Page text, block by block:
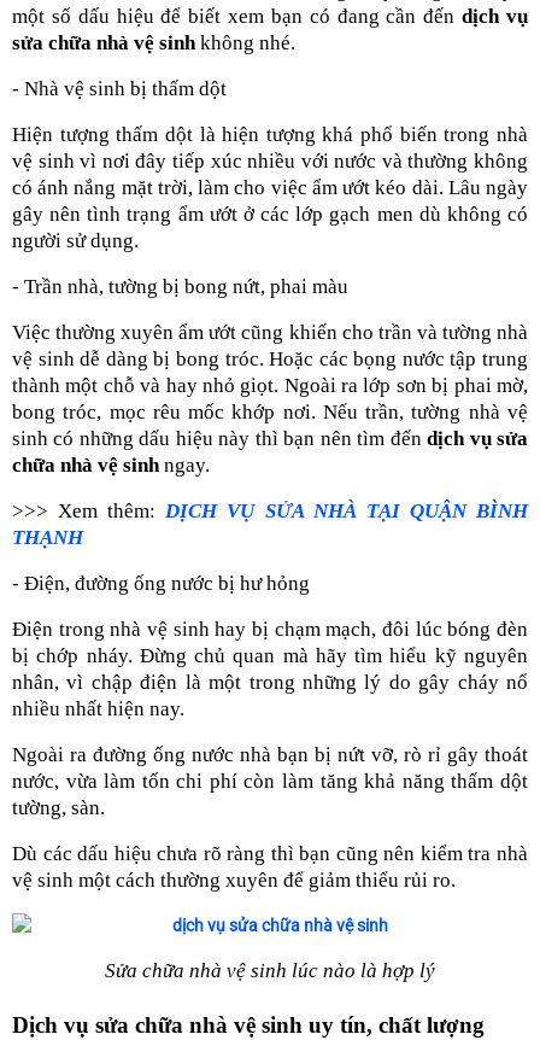
một số dấu hiệu để biết xem bạn có đang cần đếndịch vụ
sửa chữa nhà vệ sinhkhông nhé.
- Nhà vệ sinh bị thấm dột
Hiện tượng thấm dột là hiện tượng khá phổ biến trong nhà
vệ sinh vì nơi đây tiếp xúc nhiều với nước và thường không
có ánh nắng mặt trời, làm cho việc ẩm ướt kéo dài. Lâu ngày
gây nên tình trạng ẩm ướt ở các lớp gạch men dù không có
người sử dụng.
- Trần nhà, tường bị bong nứt, phai màu
Việc thường xuyên ẩm ướt cũng khiến cho trần và tường nhà
vệ sinh dễ dàng bị bong tróc. Hoặc các bọng nước tập trung
thành một chỗ và hay nhỏ giọt. Ngoài ra lớp sơn bị phai mờ,
bong tróc, mọc rêu mốc khớp nơi. Nếu trần, tường nhà vệ
sinh có những dấu hiệu này thì bạn nên tìm đếndịch vụ sửa
chữa nhà vệ sinhngay.
>>> Xem thêm:DỊCH VỤ SỬA NHÀ TẠI QUẬN BÌNH
THẠNH
- Điện, đường ống nước bị hư hỏng
Điện trong nhà vệ sinh hay bị chạm mạch, đôi lúc bóng đèn
bị chớp nháy. Đừng chủ quan mà hãy tìm hiểu kỹ nguyên
nhân, vì chập điện là một trong những lý do gây cháy nổ
nhiều nhất hiện nay.
Ngoài ra đường ống nước nhà bạn bị nứt vỡ, rò rỉ gây thoát
nước, vừa làm tốn chi phí còn làm tăng khả năng thấm dột
tường, sàn.
Dù các dấu hiệu chưa rõ ràng thì bạn cũng nên kiểm tra nhà
vệ sinh một cách thường xuyên để giảm thiểu rủi ro.
Sửa chữa nhà vệ sinh lúc nào là hợp lý
Dịch vụ sửa chữa nhà vệ sinh uy tín, chất lượng